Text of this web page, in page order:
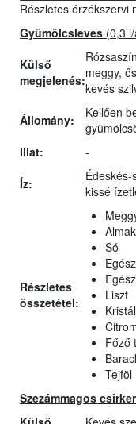
Részletes érzékszervi
Gyümölcsleves (0,3
Külső
megjelenés:meggy,
kevés
Állomány:
Kellően
Illat:
-
Íz:
kissé
Részletes
összetétel:
Só
Liszt
Főző
Tejföl
Szezámmagos